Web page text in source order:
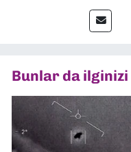
Bunlar da